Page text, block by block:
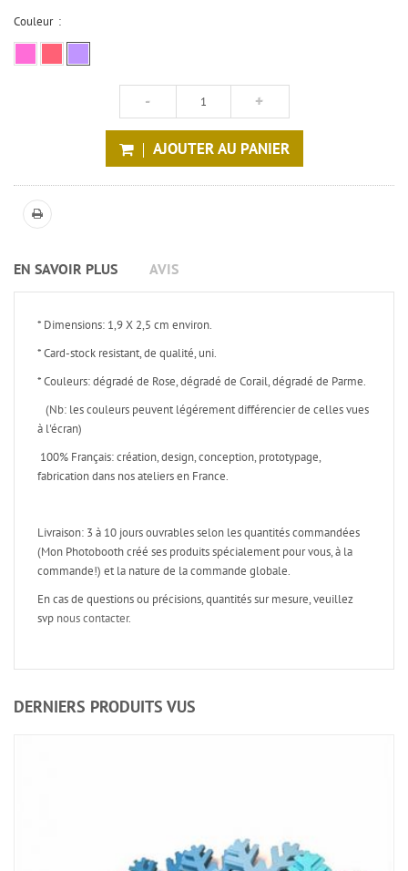
Couleur :
AJOUTER AU PANIER
EN SAVOIR PLUS AVIS
* Dimensions: 1,9 X 2,5 cm environ.
* Card-stock resistant, de qualité, uni.
* Couleurs: dégradé de Rose, dégradé de Corail, dégradé de Parme.
(Nb: les couleurs peuvent légérement différencier de celles vues
à l'écran)
100% Français: création, design, conception, prototypage,
fabrication dans nos ateliers en France.
Livraison: 3 à 10 jours ouvrables selon les quantités commandées
(Mon Photobooth créé ses produits spécialement pour vous, à la
commande!) et la nature de la commande globale.
En cas de questions ou précisions, quantités sur mesure, veuillez
svp nous contacter.
DERNIERS PRODUITS VUS